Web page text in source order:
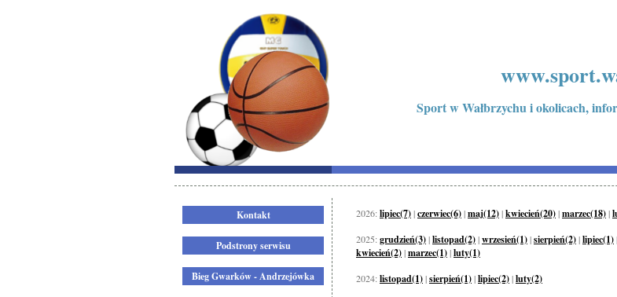
Sport w Wałbrzychu i okolicach,
Kontakt
Podstrony serwisu
Bieg Gwarków - Andrzejówka
2026:lipiec(7)|czerwiec(6)|maj(12)|kwiecień(20)|marzec(18)|
2025:grudzień(3)|listopad(2)|wrzesień(1)|sierpień(2)|lipiec(1)|
kwiecień(2)|marzec(1)|luty(1)
2024:listopad(1)|sierpień(1)|lipiec(2)|luty(2)